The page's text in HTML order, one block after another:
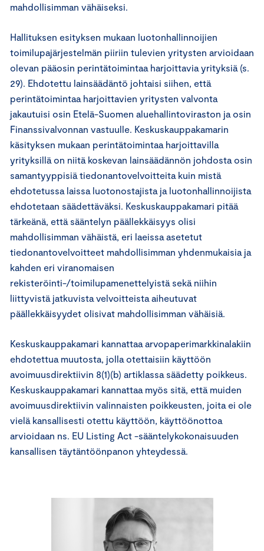
mahdollisimman vähäiseksi.
Hallituksen esityksen mukaan luotonhallinnoijien
toimilupajärjestelmän piiriin tulevien yritysten arvioidaan
olevan pääosin perintätoimintaa harjoittavia yrityksiä (s.
29). Ehdotettu lainsäädäntö johtaisi siihen, että
perintätoimintaa harjoittavien yritysten valvonta
jakautuisi osin Etelä-Suomen aluehallintoviraston ja osin
Finanssivalvonnan vastuulle. Keskuskauppakamarin
käsityksen mukaan perintätoimintaa harjoittavilla
yrityksillä on niitä koskevan lainsäädännön johdosta osin
samantyyppisiä tiedonantovelvoitteita kuin mistä
ehdotetussa laissa luotonostajista ja luotonhallinnoijista
ehdotetaan säädettäväksi. Keskuskauppakamari pitää
tärkeänä, että sääntelyn päällekkäisyys olisi
mahdollisimman vähäistä, eri laeissa asetetut
tiedonantovelvoitteet mahdollisimman yhdenmukaisia ja
kahden eri viranomaisen
rekisteröinti-/toimilupamenettelyistä sekä niihin
liittyvistä jatkuvista velvoitteista aiheutuvat
päällekkäisyydet olisivat mahdollisimman vähäisiä.
Keskuskauppakamari kannattaa arvopaperimarkkinalakiin
ehdotettua muutosta, jolla otettaisiin käyttöön
avoimuusdirektiivin 8(1)(b) artiklassa säädetty poikkeus.
Keskuskauppakamari kannattaa myös sitä, että muiden
avoimuusdirektiivin valinnaisten poikkeusten, joita ei ole
vielä kansallisesti otettu käyttöön, käyttöönottoa
arvioidaan ns. EU Listing Act -sääntelykokonaisuuden
kansallisen täytäntöönpanon yhteydessä.